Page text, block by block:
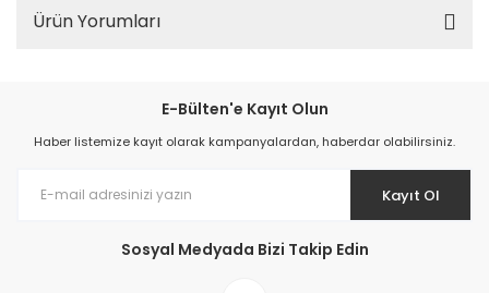
Ürün Yorumları
E-Bülten'e Kayıt Olun
Haber listemize kayıt olarak kampanyalardan, haberdar olabilirsiniz.
Kayıt Ol
Sosyal Medyada Bizi Takip Edin